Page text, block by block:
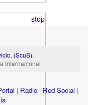
(ScuS).
Internacional
| Radio | Red Social |